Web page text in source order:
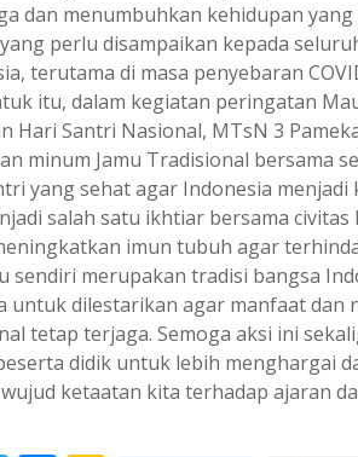
dan menumbuhkan kehidupan yang
perlu disampaikan kepada
terutama di masa penyebaran
itu, dalam kegiatan peringatan
Hari Santri Nasional, MTsN 3
minum Jamu Tradisional bersama
yang sehat agar Indonesia menjadi
salah satu ikhtiar bersama civitas
imun tubuh agar
sendiri merupakan tradisi bangsa
untuk dilestarikan agar manfaat dan
tetap terjaga. Semoga aksi ini
didik untuk lebih menghargai
ketaatan kita terhadap ajaran